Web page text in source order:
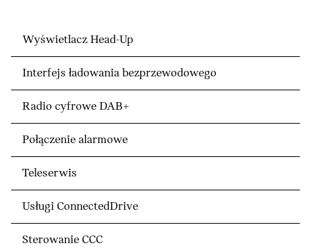
Wyświetlacz Head-Up
Interfejs ładowania bezprzewodowego
Radio cyfrowe DAB+
Połączenie alarmowe
Teleserwis
Usługi ConnectedDrive
Sterowanie CCC